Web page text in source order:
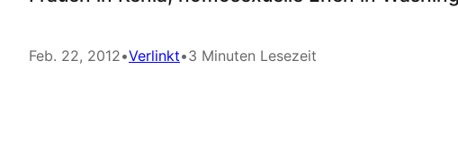
Feb. 22, 2012•Verlinkt•3 Minuten Lesezeit